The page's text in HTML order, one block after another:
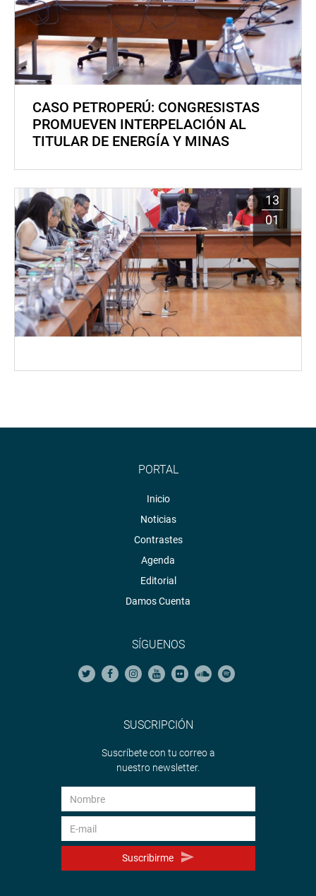
CASO PETROPERÚ: CONGRESISTAS
PROMUEVEN INTERPELACIÓN AL
TITULAR DE ENERGÍA Y MINAS
13
01
PORTAL
Inicio
Noticias
Contrastes
Agenda
Editorial
Damos Cuenta
SÍGUENOS
SUSCRIPCIÓN
Suscríbete con tu correo a
nuestro newsletter.
Suscribirme